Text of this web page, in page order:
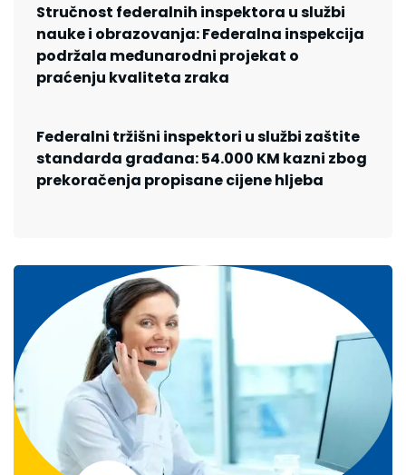
Stručnost federalnih inspektora u službi
nauke i obrazovanja: Federalna inspekcija
podržala međunarodni projekat o
praćenju kvaliteta zraka
Federalni tržišni inspektori u službi zaštite
standarda građana: 54.000 KM kazni zbog
prekoračenja propisane cijene hljeba